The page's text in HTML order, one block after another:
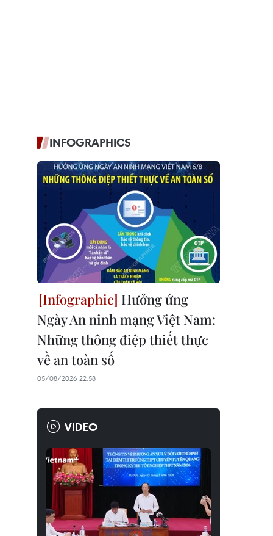
INFOGRAPHICS
Hưởng ứng
Ngày An ninh mạng Việt Nam:
Những thông điệp thiết thực
về an toàn số
05/08/2026 22:58
VIDEO